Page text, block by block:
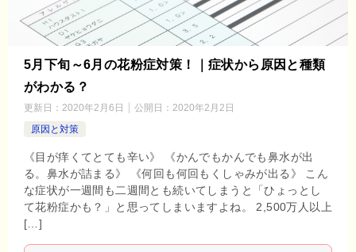
5月下旬～6月の花粉症対策！｜症状から原因と種類
がわかる？
更新日： 2020年2月6日 公開日： 2020年2月2日
原因と対策
《目が痒くてとても辛い》 《かんでもかんでも鼻水が出
る。鼻水が詰まる》 《何回も何回もくしゃみが出る》 こん
な症状が一週間も二週間とも続いてしまうと「ひょっとし
て花粉症かも？」と思ってしまいますよね。 2,500万人以上
[…]